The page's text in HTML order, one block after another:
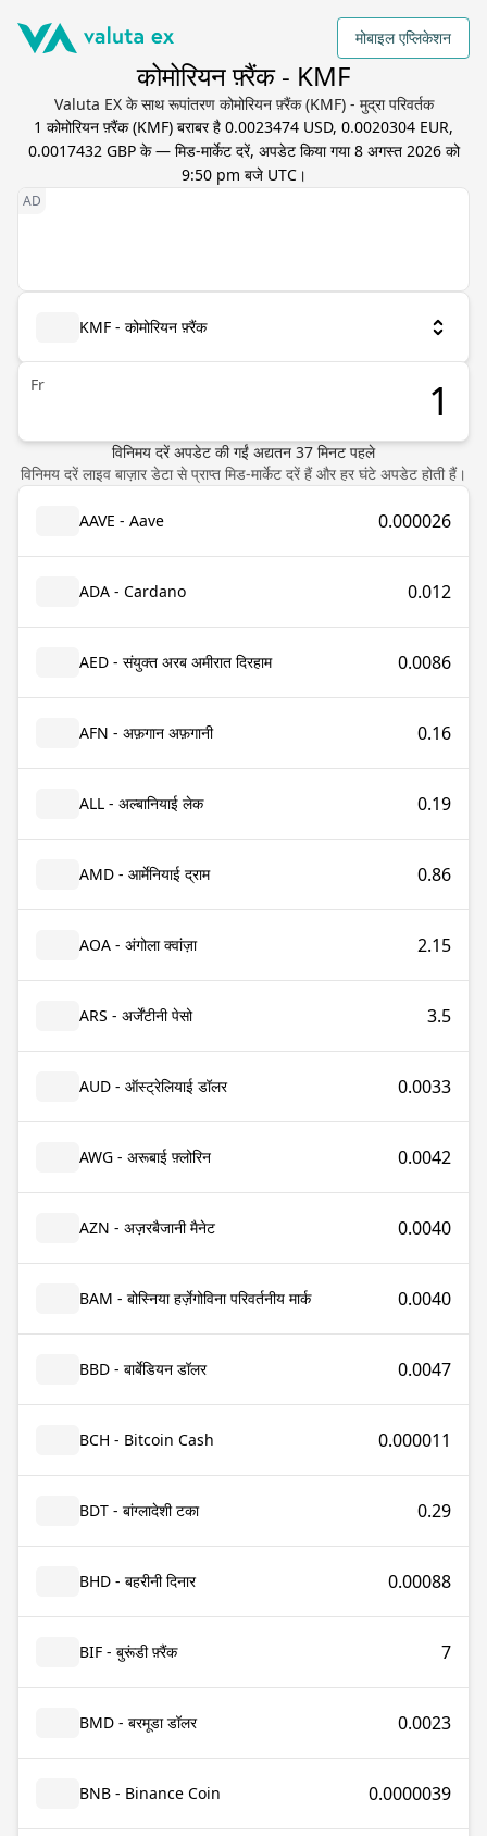
मोबाइल एप्लिकेशन
कोमोरियन फ़्रैंक - KMF
Valuta EX के साथ रूपांतरण कोमोरियन फ़्रैंक (KMF) - मुद्रा परिवर्तक
1 कोमोरियन फ़्रैंक(KMF) बराबर है 0.0023474 USD, 0.0020304 EUR,
0.0017432 GBPके — मिड-मार्केट दरें, अपडेट किया गया8 अगस्त 2026 को
9:50 pm बजे UTC।
KMF - कोमोरियन फ़्रैंक
Fr
विनिमय दरें अपडेट की गईं अद्यतन 37 मिनट पहले
विनिमय दरें लाइव बाज़ार डेटा से प्राप्त मिड-मार्केट दरें हैं और हर घंटे अपडेट होती हैं।
AAVE - Aave 0.000026
ADA - Cardano 0.012
AED - संयुक्त अरब अमीरात दिरहाम 0.0086
AFN - अफ़गान अफ़गानी 0.16
ALL - अल्बानियाई लेक 0.19
AMD - आर्मेनियाई द्राम 0.86
AOA - अंगोला क्वांज़ा 2.15
ARS - अर्जेंटीनी पेसो 3.5
AUD - ऑस्ट्रेलियाई डॉलर 0.0033
AWG - अरूबाई फ़्लोरिन 0.0042
AZN - अज़रबैजानी मैनेट 0.0040
BAM - बोस्निया हर्ज़ेगोविना परिवर्तनीय मार्क 0.0040
BBD - बार्बेडियन डॉलर 0.0047
BCH - Bitcoin Cash 0.000011
BDT - बांग्लादेशी टका 0.29
BHD - बहरीनी दिनार 0.00088
BIF - बुरूंडी फ़्रैंक 7
BMD - बरमूडा डॉलर 0.0023
BNB - Binance Coin 0.0000039